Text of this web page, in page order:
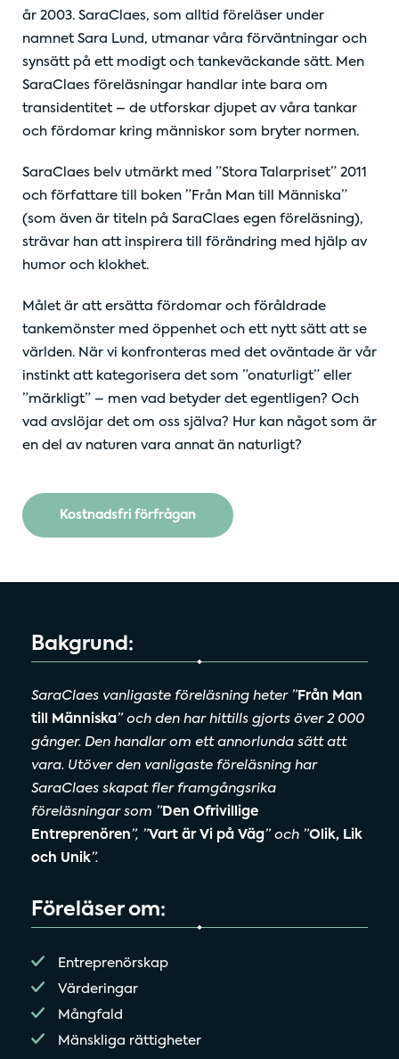
Bakgrund:
SaraClaes vanligaste föreläsning heter ” Från Man
till Människa” och den har hittills gjorts över 2 000
gånger. Den handlar om ett annorlunda sätt att
vara. Utöver den vanligaste föreläsning har
SaraClaes skapat fler framgångsrika
föreläsningar som ” Den Ofrivillige
Entreprenören”, ”Vart är Vi på Väg” och ”Olik, Lik
och Unik”.
Föreläser om:
Entreprenörskap
Värderingar
Mångfald
Mänskliga rättigheter
år 2003. SaraClaes, som alltid föreläser under
namnet Sara Lund, utmanar våra förväntningar och
synsätt på ett modigt och tankeväckande sätt. Men
SaraClaes föreläsningar handlar inte bara om
transidentitet – de utforskar djupet av våra tankar
och fördomar kring människor som bryter normen.
SaraClaes belv utmärkt med ”Stora Talarpriset” 2011
och författare till boken ”Från Man till Människa”
(som även är titeln på SaraClaes egen föreläsning),
strävar han att inspirera till förändring med hjälp av
humor och klokhet.
Målet är att ersätta fördomar och föråldrade
tankemönster med öppenhet och ett nytt sätt att se
världen. När vi konfronteras med det oväntade är vår
instinkt att kategorisera det som ”onaturligt” eller
”märkligt” – men vad betyder det egentligen? Och
vad avslöjar det om oss själva? Hur kan något som är
en del av naturen vara annat än naturligt?
Kostnadsfri förfrågan